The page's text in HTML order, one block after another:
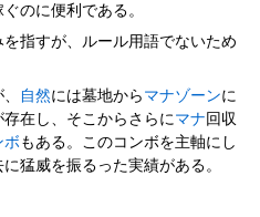
ぐのに便利である。
を指すが、ルール用語でないため
自然には墓地から マナゾーンに
在し、そこからさらに マナ 回収
ボ もある。このコンボを主軸にし
猛威を振るった実績がある。